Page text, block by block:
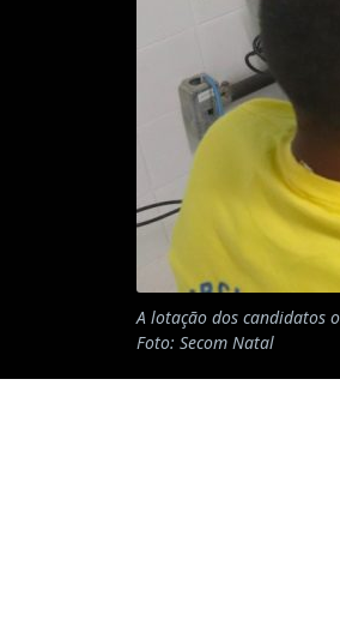
A lotação dos candidatos
Foto: Secom Natal